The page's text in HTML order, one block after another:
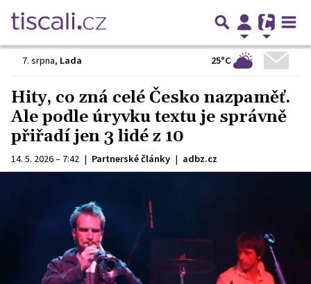
7. srpna, Lada 25°C
Hity, co zná celé Česko nazpaměť.
Ale podle úryvku textu je správně
přiřadí jen 3 lidé z 10
14. 5. 2026 – 7:42 | Partnerské články | adbz.cz